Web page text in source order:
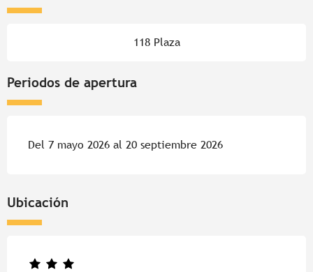
118 Plaza
Periodos de apertura
Del 7 mayo 2026 al 20 septiembre 2026
Ubicación